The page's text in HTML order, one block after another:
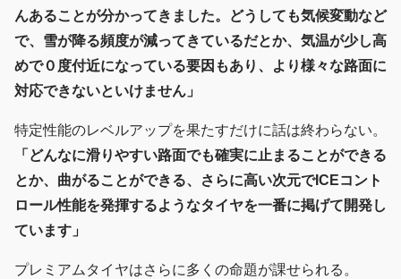
んあることが分かってきました。どうしても気候変動など
で、雪が降る頻度が減ってきているだとか、気温が少し高
めで０度付近になっている要因もあり、より様々な路面に
対応できないといけません」
特定性能のレベルアップを果たすだけに話は終わらない。
「どんなに滑りやすい路面でも確実に止まることができる
とか、曲がることができる、さらに高い次元でICEコント
ロール性能を発揮するようなタイヤを一番に掲げて開発し
ています」
プレミアムタイヤはさらに多くの命題が課せられる。